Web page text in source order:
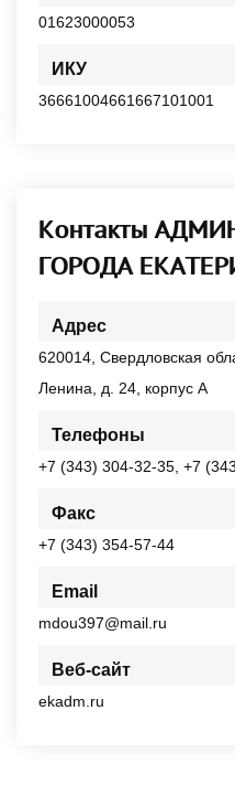
01623000053
ИКУ
36661004661667101001
Контакты
ГОРОДА
Адрес
620014, Свердловская
Ленина, д. 24, корпус А
Телефоны
+7 (343) 304-32-35, +7
Факс
+7 (343) 354-57-44
Email
mdou397@mail.ru
Веб-сайт
ekadm.ru